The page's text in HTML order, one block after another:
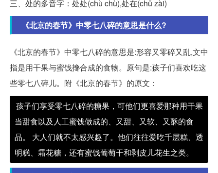
三、处的多音字：处处(chù chù),处在(chǔ zài)
《北京的春节》中零七八碎的意思是什么?
《北京的春节》中零七八碎的意思是:形容又零碎又乱,文中
指是用干果与蜜饯搀合成的食物。原句是:孩子们喜欢吃这
些零七八碎儿。附《北京的春节》的原文：
孩子们享受零七八碎的糖果，可他们更喜爱那种用干果
当甜食以及人工蜜饯做成的、又甜、又软、又酥的食
品。 大人们就不太感兴趣了。他们往往爱吃千层糕、透
明糕、霜花糖，还有蜜饯葡萄干和剥皮儿花生之类。